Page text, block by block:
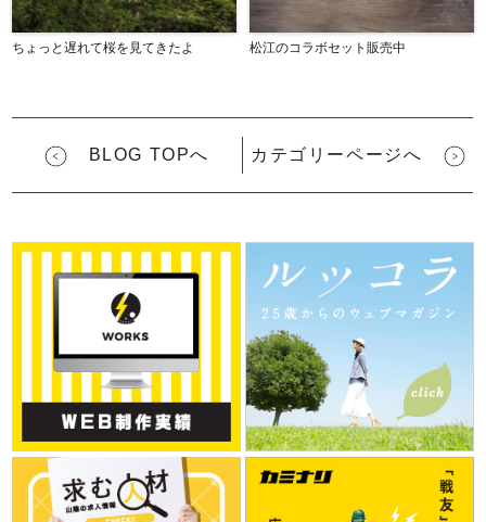
ちょっと遅れて桜を見てきたよ 松江のコラボセット販売中
BLOG TOPへ カテゴリーページへ